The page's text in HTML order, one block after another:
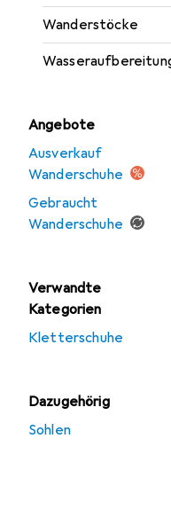
Wanderstöcke
Angebote
Ausverkauf
Wanderschuhe
Gebraucht
Wanderschuhe
Verwandte
Kategorien
Kletterschuhe
Dazugehörig
Sohlen